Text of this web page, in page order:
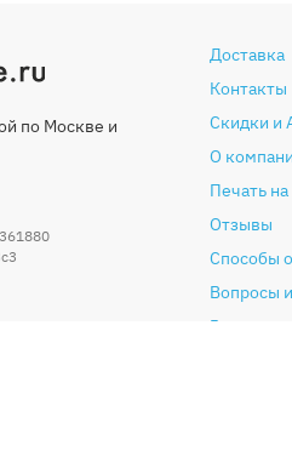
по Москве и
Доставка
Контакты
Скидки и
О
Печать
Отзывы
Способы
Вопросы
Гарантия